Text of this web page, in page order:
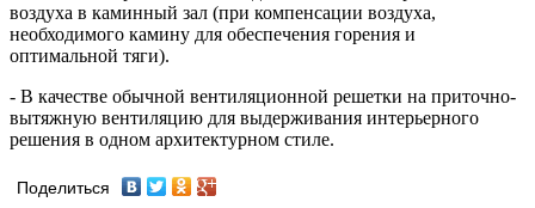
воздуха в каминный зал (при компенсации воздуха,
необходимого камину для обеспечения горения и
оптимальной тяги).
- В качестве обычной вентиляционной решетки на приточно-
вытяжную вентиляцию для выдерживания интерьерного
решения в одном архитектурном стиле.
Поделиться